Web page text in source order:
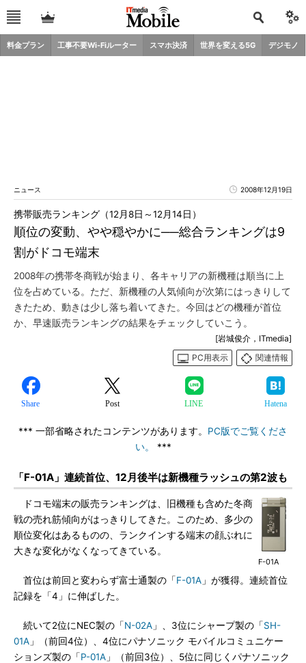
料金プラン 工事不要Wi-Fiルーター スマホ決済 世界を変える5G デジモノ
ニュース 2008年12月19日
順位の変動、やや穏やかに──総合ランキングは9
割がドコモ端末
携帯販売ランキング（12月8日～12月14日）
2008年の携帯冬商戦が始まり、各キャリアの新機種は順当に上
位を占めている。ただ、新機種の人気傾向が次第にはっきりして
きたため、動きは少し落ち着いてきた。今回はどの機種が首位
か、早速販売ランキングの結果をチェックしていこう。
[岩城俊介，ITmedia]
PC用表示
関連情報
Share Post LINE Hatena
*** 一部省略されたコンテンツがあります。 PC版でご覧くださ
い。
***
「F-01A」連続首位、12月後半は新機種ラッシュの第2波も
F-01A
ドコモ端末の販売ランキングは、旧機種も含めた冬商
戦の売れ筋傾向がはっきりしてきた。このため、多少の
順位変化はあるものの、ランクインする端末の顔ぶれに
大きな変化がなくなってきている。
首位は前回と変わらず富士通製の「F-01A 」が獲得。連続首位
記録を「4」に伸ばした。
続いて2位にNEC製の「N-02A 」、3位にシャープ製の「SH-
01A 」（前回4位）、4位にパナソニック モバイルコミュニケー
ションズ製の「P-01A 」（前回3位）、5位に同じくパナソニック